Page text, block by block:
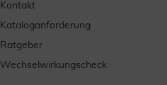
Kontakt
Kataloganforderung
Ratgeber
Wechselwirkungscheck